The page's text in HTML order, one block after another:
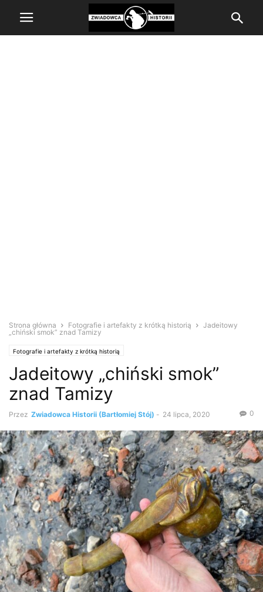
Strona główna Fotografie i artefakty z krótką historią
Jadeitowy
„chiński smok” znad Tamizy
Fotografie i artefakty z krótką historią
Jadeitowy „chiński smok”
znad Tamizy
Przez Zwiadowca Historii (Bartłomiej Stój) - 24 lipca, 2020 0